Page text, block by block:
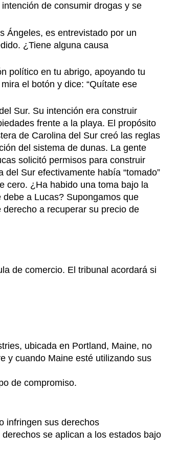
de consumir drogas y se
Ángeles, es entrevistado por un
¿Tiene alguna causa
político en tu abrigo, apoyando tu
el botón y dice: “Quítate ese
Sur. Su intención era construir
frente a la playa. El propósito
de Carolina del Sur creó las reglas
del sistema de dunas. La gente
solicitó permisos para construir
Sur efectivamente había “tomado”
cero. ¿Ha habido una toma bajo la
a Lucas? Supongamos que
a recuperar su precio de
de comercio. El tribunal acordará si
ubicada en Portland, Maine, no
y cuando Maine esté utilizando sus
de compromiso.
infringen sus derechos
se aplican a los estados bajo